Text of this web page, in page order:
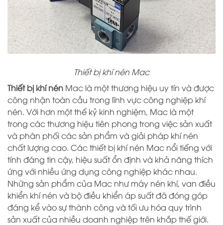
Thiết bị khí nén Mac
Thiết bị khí nén Mac là một thương hiệu uy tín và được
công nhận toàn cầu trong lĩnh vực công nghiệp khí
nén. Với hơn một thế kỷ kinh nghiệm, Mac là một
trong các thương hiệu tiên phong trong việc sản xuất
và phân phối các sản phẩm và giải pháp khí nén
chất lượng cao. Các thiết bị khí nén Mac nổi tiếng với
tính đáng tin cậy, hiệu suất ổn định và khả năng thích
ứng với nhiều ứng dụng công nghiệp khác nhau.
Những sản phẩm của Mac như máy nén khí, van điều
khiển khí nén và bộ điều khiển áp suất đã đóng góp
đáng kể vào sự thành công và tối ưu hóa quy trình
sản xuất của nhiều doanh nghiệp trên khắp thế giới.